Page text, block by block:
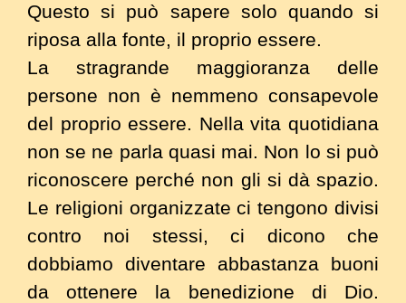
Questo si può sapere solo quando si
riposa alla fonte, il proprio essere.
La stragrande maggioranza delle
persone non è nemmeno consapevole
del proprio essere. Nella vita quotidiana
non se ne parla quasi mai. Non lo si può
riconoscere perché non gli si dà spazio.
Le religioni organizzate ci tengono divisi
contro noi stessi, ci dicono che
dobbiamo diventare abbastanza buoni
da ottenere la benedizione di Dio.